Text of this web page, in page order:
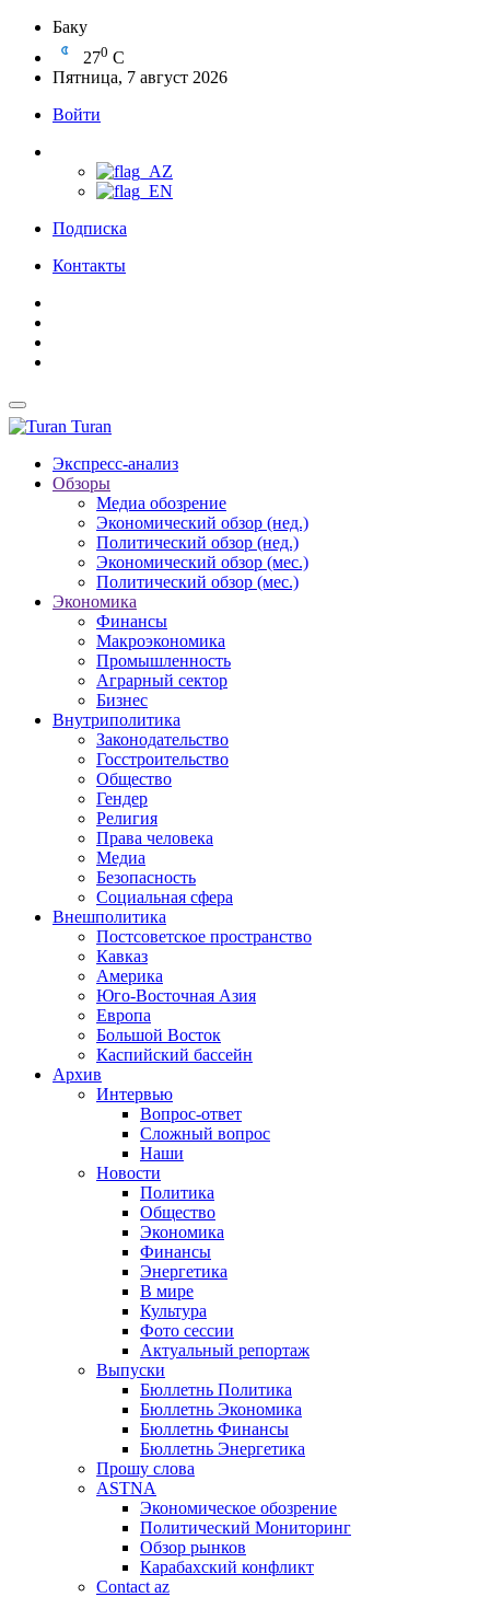
Баку
270 C
Пятница, 7 август 2026
Войти
Подписка
Контакты
Turan
Экспресс-анализ
Обзоры
Медиа обозрение
Экономический обзор (нед.)
Политический обзор (нед.)
Экономический обзор (мес.)
Политический обзор (мес.)
Экономика
Финансы
Макроэкономика
Промышленность
Аграрный сектор
Бизнес
Внутриполитика
Законодательство
Госстроительство
Общество
Гендер
Религия
Права человека
Медиа
Безопасность
Социальная сфера
Внешполитика
Постсоветское пространство
Кавказ
Америка
Юго-Восточная Азия
Европа
Большой Восток
Каспийский бассейн
Архив
Интервью
Вопрос-ответ
Сложный вопрос
Наши
Новости
Политика
Общество
Экономика
Финансы
Энергетика
В мире
Культура
Фото сессии
Актуальный репортаж
Выпуски
Бюллетнь Политика
Бюллетнь Экономика
Бюллетнь Финансы
Бюллетнь Энергетика
Прошу слова
ASTNA
Экономическое обозрение
Политический Мониторинг
Обзор рынков
Карабахский конфликт
Contact az